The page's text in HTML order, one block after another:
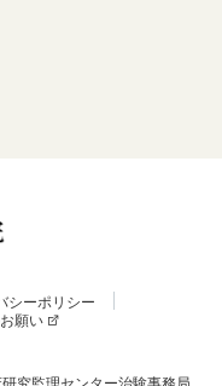
シーポリシー
願い